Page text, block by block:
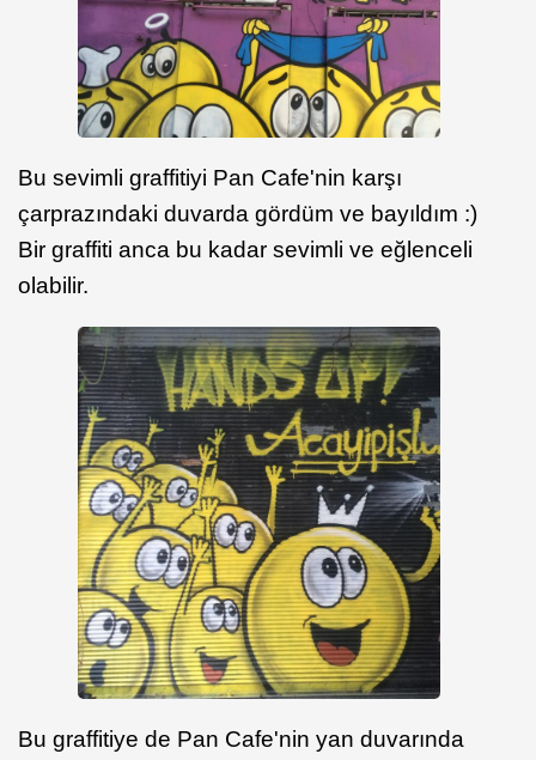
Bu sevimli graffitiyi Pan Cafe'nin karşı
çarprazındaki duvarda gördüm ve bayıldım :)
Bir graffiti anca bu kadar sevimli ve eğlenceli
olabilir.
Bu graffitiye de Pan Cafe'nin yan duvarında